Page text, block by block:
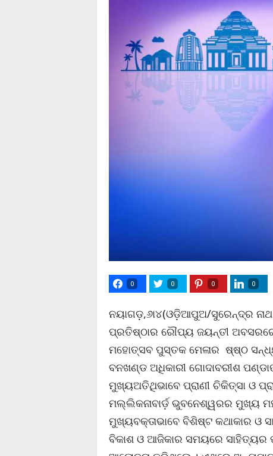
0 0 0 0
ନୟାଗଡ଼,୬ା୪(ଓଡ଼ିଆପୁଅ/ସୁରେନ୍ଦ୍ର
ପ୍ରତିଷ୍ଠାର ରୌପ୍ୟ ଜୟନ୍ତୀ
ମହୋତ୍ସବ ପୁସ୍ତକ ମେଳାର ଷ୍ଷ୍ଠ
ବନଖଣ୍ଡ ଅଧିକାରୀ ଗୋଦାବରୀଶ
ମୁଖ୍ୟଅତିଥିଭାବେ ପ୍ରାଣୀ ଚିକିତ୍ସା ଓ
ମଲ୍ଲିକନାବାର୍ଡ଼ ଭୁବନେଶ୍ୱରର ମୁଖ୍ୟ
ମୁଖ୍ୟବକ୍ତାଭାବେ ବିଶିଷ୍ଟ କଥାକାର
ବିକାଶ ଓ ଆଜିକାର ସମୟରେ